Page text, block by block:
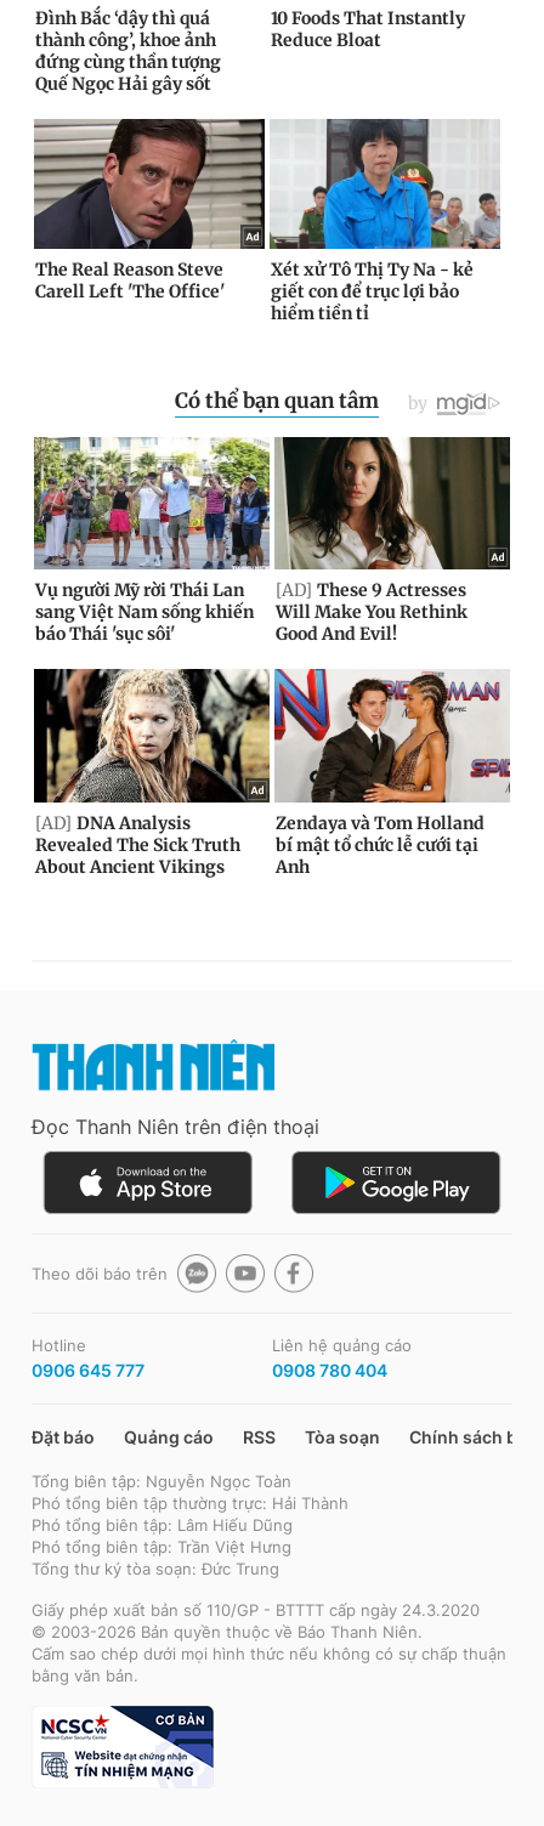
Đọc Thanh Niên trên điện thoại
Theo dõi báo trên
Hotline
0906 645 777
Liên hệ quảng cáo
0908 780 404
Đặt báo Quảng cáo RSS Tòa soạn Chính sách bảo
Tổng biên tập: Nguyễn Ngọc Toàn
Phó tổng biên tập thường trực: Hải Thành
Phó tổng biên tập: Lâm Hiếu Dũng
Phó tổng biên tập: Trần Việt Hưng
Tổng thư ký tòa soạn: Đức Trung
Giấy phép xuất bản số 110/GP - BTTTT cấp ngày 24.3.2020
© 2003-2026 Bản quyền thuộc về Báo Thanh Niên.
Cấm sao chép dưới mọi hình thức nếu không có sự chấp thuận
bằng văn bản.